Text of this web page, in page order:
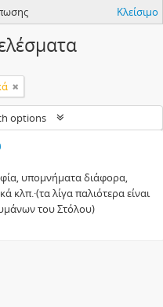
Κλείσιμο
options
υπομνήματα διάφορα,
κλπ.·(τα λίγα παλιότερα είναι
του Στόλου)